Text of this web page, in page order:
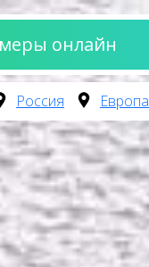
онлайн
Россия Европа